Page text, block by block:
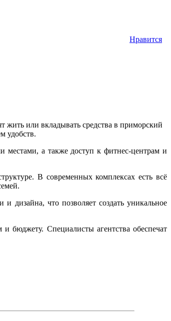
Нравится
жить или вкладывать средства в приморский
удобств.
а также доступ к фитнес-центрам и
В современных комплексах есть всё
дизайна, что позволяет создать уникальное
бюджету. Специалисты агентства обеспечат